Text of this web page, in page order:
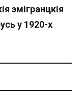
эмігранцкія
у 1920-х